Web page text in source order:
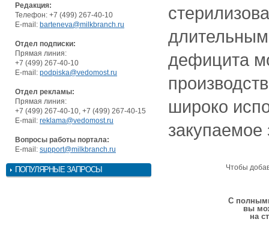
Редакция:
Телефон: +7 (499) 267-40-10
E-mail: barteneva@milkbranch.ru
Отдел подписки:
Прямая линия:
+7 (499) 267-40-10
E-mail: podpiska@vedomost.ru
Отдел рекламы:
Прямая линия:
+7 (499) 267-40-10, +7 (499) 267-40-15
E-mail: reklama@vedomost.ru
Вопросы работы портала:
E-mail: support@milkbranch.ru
ПОПУЛЯРНЫЕ ЗАПРОСЫ
дефицита
широко
Чтобы
С
вы
на